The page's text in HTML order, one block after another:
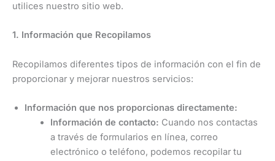
utilices nuestro sitio web.
1. Información que Recopilamos
Recopilamos diferentes tipos de información con el fin de
proporcionar y mejorar nuestros servicios:
Información que nos proporcionas directamente:
Información de contacto: Cuando nos contactas
a través de formularios en línea, correo
electrónico o teléfono, podemos recopilar tu